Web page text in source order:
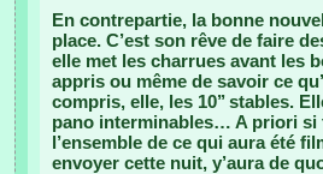
En contrepartie, la bonne
place. C’est son rêve de faire
elle met les charrues avant les
appris ou même de savoir ce
compris, elle, les 10’’ stables.
pano interminables… A priori si
l’ensemble de ce qui aura été
envoyer cette nuit, y’aura de